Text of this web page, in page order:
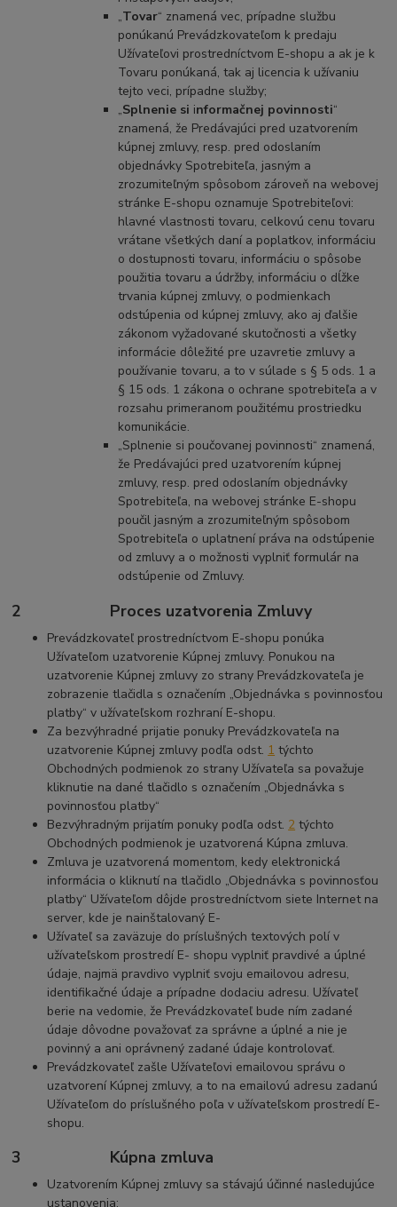
„Tovar“ znamená vec, prípadne službu
ponúkanú Prevádzkovateľom k predaju
Užívateľovi prostredníctvom E-shopu a ak je k
Tovaru ponúkaná, tak aj licencia k užívaniu
tejto veci, prípadne služby;
„Splnenie si informačnej povinnosti“
znamená, že Predávajúci pred uzatvorením
kúpnej zmluvy, resp. pred odoslaním
objednávky Spotrebiteľa, jasným a
zrozumiteľným spôsobom zároveň na webovej
stránke E-shopu oznamuje Spotrebiteľovi:
hlavné vlastnosti tovaru, celkovú cenu tovaru
vrátane všetkých daní a poplatkov, informáciu
o dostupnosti tovaru, informáciu o spôsobe
použitia tovaru a údržby, informáciu o dĺžke
trvania kúpnej zmluvy, o podmienkach
odstúpenia od kúpnej zmluvy, ako aj ďalšie
zákonom vyžadované skutočnosti a všetky
informácie dôležité pre uzavretie zmluvy a
používanie tovaru, a to v súlade s § 5 ods. 1 a
§ 15 ods. 1 zákona o ochrane spotrebiteľa a v
rozsahu primeranom použitému prostriedku
komunikácie.
„Splnenie si poučovanej povinnosti“ znamená,
že Predávajúci pred uzatvorením kúpnej
zmluvy, resp. pred odoslaním objednávky
Spotrebiteľa, na webovej stránke E-shopu
poučil jasným a zrozumiteľným spôsobom
Spotrebiteľa o uplatnení práva na odstúpenie
od zmluvy a o možnosti vyplniť formulár na
odstúpenie od Zmluvy.
2 Proces uzatvorenia Zmluvy
Prevádzkovateľ prostredníctvom E-shopu ponúka
Užívateľom uzatvorenie Kúpnej zmluvy. Ponukou na
uzatvorenie Kúpnej zmluvy zo strany Prevádzkovateľa je
zobrazenie tlačidla s označením „Objednávka s povinnosťou
platby“ v užívateľskom rozhraní E-shopu.
Za bezvýhradné prijatie ponuky Prevádzkovateľa na
uzatvorenie Kúpnej zmluvy podľa odst. 1 týchto
Obchodných podmienok zo strany Užívateľa sa považuje
kliknutie na dané tlačidlo s označením „Objednávka s
povinnosťou platby“
Bezvýhradným prijatím ponuky podľa odst. 2 týchto
Obchodných podmienok je uzatvorená Kúpna zmluva.
Zmluva je uzatvorená momentom, kedy elektronická
informácia o kliknutí na tlačidlo „Objednávka s povinnosťou
platby“ Užívateľom dôjde prostredníctvom siete Internet na
server, kde je nainštalovaný E-
Užívateľ sa zaväzuje do príslušných textových polí v
užívateľskom prostredí E- shopu vyplniť pravdivé a úplné
údaje, najmä pravdivo vyplniť svoju emailovou adresu,
identifikačné údaje a prípadne dodaciu adresu. Užívateľ
berie na vedomie, že Prevádzkovateľ bude ním zadané
údaje dôvodne považovať za správne a úplné a nie je
povinný a ani oprávnený zadané údaje kontrolovať.
Prevádzkovateľ zašle Užívateľovi emailovou správu o
uzatvorení Kúpnej zmluvy, a to na emailovú adresu zadanú
Užívateľom do príslušného poľa v užívateľskom prostredí E-
shopu.
3 Kúpna zmluva
Uzatvorením Kúpnej zmluvy sa stávajú účinné nasledujúce
ustanovenia: